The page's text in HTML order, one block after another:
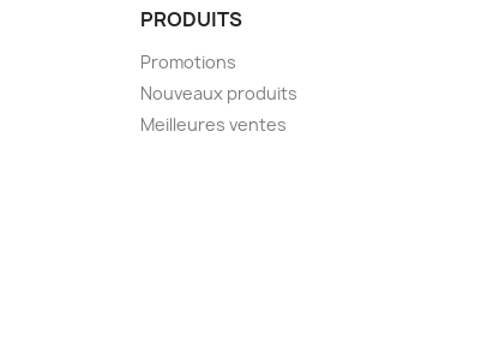
PRODUITS
Promotions
Nouveaux produits
Meilleures ventes